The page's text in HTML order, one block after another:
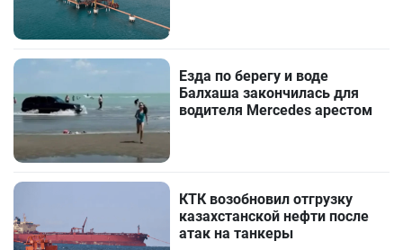
Езда по берегу и воде
Балхаша закончилась для
водителя Mercedes арестом
КТК возобновил отгрузку
казахстанской нефти после
атак на танкеры